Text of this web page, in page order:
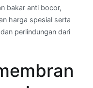
bakar anti bocor,
harga spesial serta
perlindungan dari